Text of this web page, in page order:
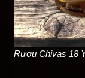
Rượu Chivas 18